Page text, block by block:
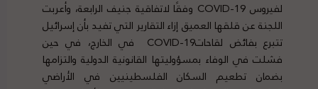
لفيروس COVID-19 وفقًا لاتفاقية جنيف الرابعة، وأعربت
اللجنة عن قلقها العميق إزاء التقارير التي تفيد بأن إسرائيل
تتبرع بفائض لقاحاتCOVID-19 في الخارج، في حين
فشلت في الوفاء بمسؤوليتها القانونية الدولية والتزامها
بضمان تطعيم السكان الفلسطينيين في الأراضي